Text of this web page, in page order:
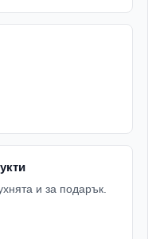
и за подарък.